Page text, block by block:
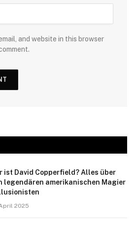
and website in this browser
ist David Copperfield? Alles über
legendären amerikanischen Magier
2025